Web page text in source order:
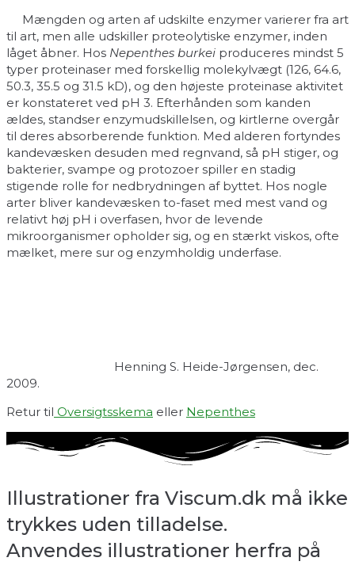
Mængden og arten af udskilte enzymer varierer fra art
til art, men alle udskiller proteolytiske enzymer, inden
låget åbner. Hos Nepenthes burkei produceres mindst 5
typer proteinaser med forskellig molekylvægt (126, 64.6,
50.3, 35.5 og 31.5 kD), og den højeste proteinase aktivitet
er konstateret ved pH 3. Efterhånden som kanden
ældes, standser enzymudskillelsen, og kirtlerne overgår
til deres absorberende funktion. Med alderen fortyndes
kandevæsken desuden med regnvand, så pH stiger, og
bakterier, svampe og protozoer spiller en stadig
stigende rolle for nedbrydningen af byttet. Hos nogle
arter bliver kandevæsken to-faset med mest vand og
relativt høj pH i overfasen, hvor de levende
mikroorganismer opholder sig, og en stærkt viskos, ofte
mælket, mere sur og enzymholdig underfase.
Henning S. Heide-Jørgensen, dec.
2009.
Retur til Oversigtsskema eller Nepenthes
Illustrationer fra Viscum.dk må ikke
trykkes uden tilladelse.
Anvendes illustrationer herfra på